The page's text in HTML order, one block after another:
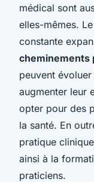
médical sont
elles-mêmes.
constante
cheminements
peuvent
augmenter leur
opter pour des
la santé. En
pratique
ainsi à la
praticiens.